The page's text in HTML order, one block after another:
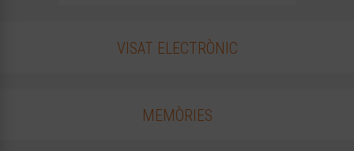
VISAT ELECTRÒNIC
MEMÒRIES